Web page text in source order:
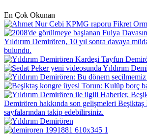
En Çok Okunan